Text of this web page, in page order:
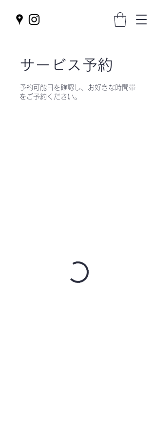
サービス予約
予約可能日を確認し、お好きな時間帯
をご予約ください。